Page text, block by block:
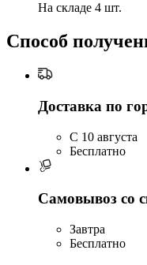
На складе 4 шт.
Способ
Доставка по
C 10 августа
Бесплатно
Самовывоз со
Завтра
Бесплатно